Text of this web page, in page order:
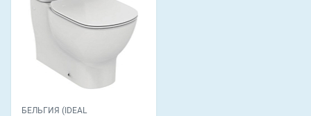
БЕЛЬГИЯ (IDEAL